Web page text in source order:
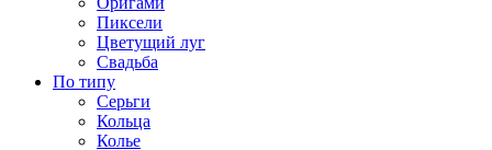
Пиксели
Цветущий луг
Свадьба
По типу
Серьги
Кольца
Колье